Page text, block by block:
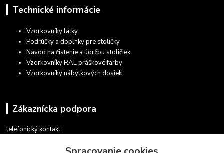
Technické informácie
Vzorkovníky látky
Podrúčky a doplnky pre stoličky
Návod na čistenie a údržbu stoličiek
Vzorkovníky RAL práškové farby
Vzorkovníky nábytkových dosiek
Zákaznícka podpora
telefonický kontakt
v pracovných dňoch 08.30 - 16.00